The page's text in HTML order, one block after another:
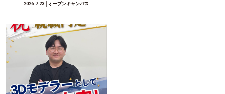
2026.7.23 │オープンキャンパス